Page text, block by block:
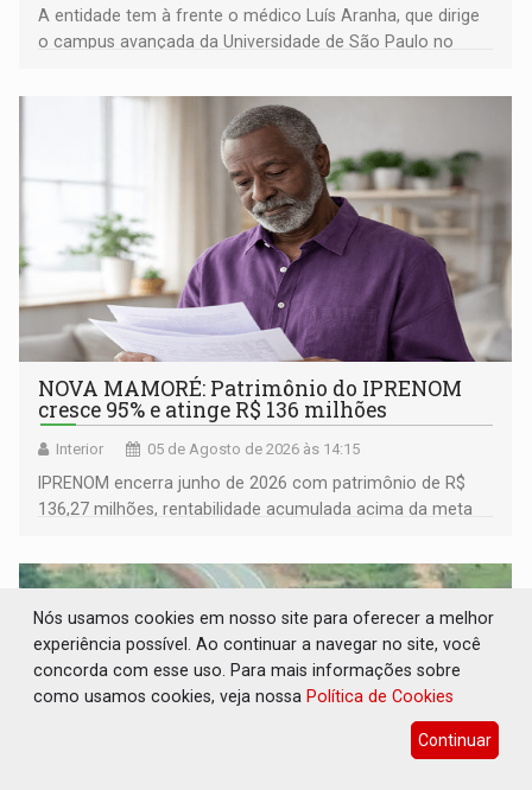
A entidade tem à frente o médico Luís Aranha, que dirige
o campus avançada da Universidade de São Paulo no
NOVA MAMORÉ: Patrimônio do IPRENOM
cresce 95% e atinge R$ 136 milhões
Interior 05 de Agosto de 2026 às 14:15
IPRENOM encerra junho de 2026 com patrimônio de R$
136,27 milhões, rentabilidade acumulada acima da meta
Nós usamos cookies em nosso site para oferecer a melhor
experiência possível. Ao continuar a navegar no site, você
concorda com esse uso. Para mais informações sobre
como usamos cookies, veja nossa Política de Cookies
Continuar